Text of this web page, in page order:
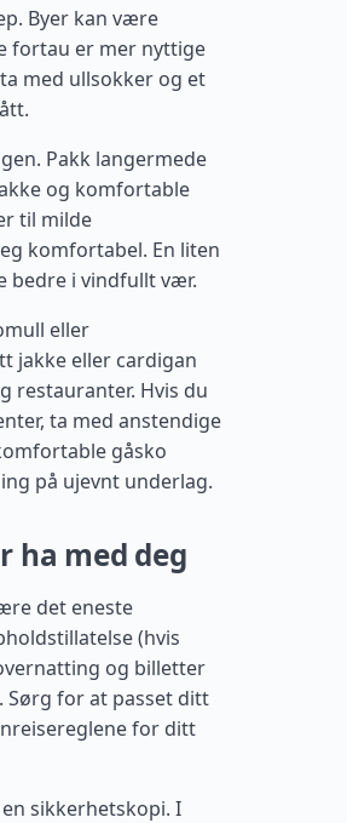
Byer kan være
fortau er mer nyttige
med ullsokker og et
Pakk langermede
og komfortable
til milde
komfortabel. En liten
bedre i vindfullt vær.
eller
jakke eller cardigan
restauranter. Hvis du
ta med anstendige
gåsko
på ujevnt underlag.
ha med deg
det eneste
(hvis
og billetter
for at passet ditt
for ditt
sikkerhetskopi. I